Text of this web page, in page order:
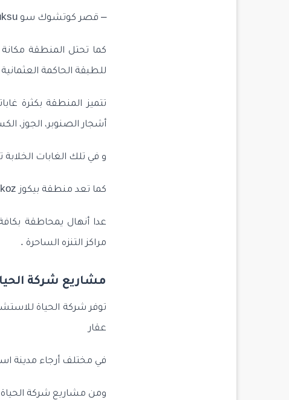
– قصر كوتشوك سو Küçüksu الذي بُني هدية للسطان محمود الأول
كما تحتل المنطقة مكانة
للطبقة الحاكمة
تتميز المنطقة بكثرة
أشجار الصنوبر، الجوز،
و في تلك الغابات
كما تعد منطقة بيكوز Beykoz أحد أهم و أرقى مناطق الجانب الأناضولي لمدينة اسطنبول .
عدا أنهال يمحاطقة
مراكز التنزه الساحرة .
مشاريع شركة
توفر شركة الحياة
عقار
في مختلف أرجاء مدينة
ومن مشاريع شركة الحياة